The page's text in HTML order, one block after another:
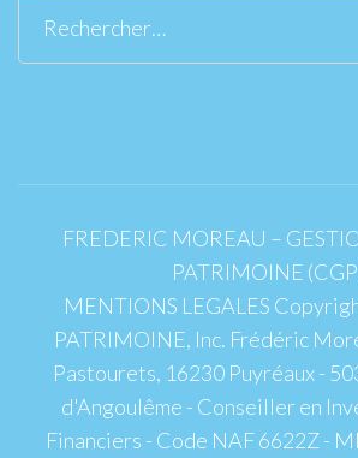
Rechercher :
FREDERIC MOREAU –
PATRIMOINE
MENTIONS LEGALES
PATRIMOINE, Inc. Frédéric
Pastourets, 16230 Puyréaux -
d'Angoulême - Conseiller en
Financiers - Code NAF 6622Z -